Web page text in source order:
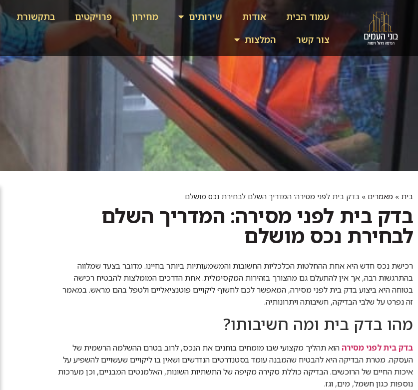
עמוד הבית אודות שירותים מחירון פרויקטים בתקשורת
צור קשר
המלצות
בית » מאמרים » בדק בית לפני מסירה: המדריך השלם לבחירת נכס מושלם
בדק בית לפני מסירה: המדריך השלם
לבחירת נכס מושלם
רכישת נכס חדש היא אחת ההחלטות הכלכליות החשובות והמשמעותיות ביותר בחיינו. מדובר בצעד שמלווה
בהתרגשות רבה, אך אין להתעלם גם מהצורך בזהירות המקסימלית. אחת הדרכים המומלצות להבטיח רכישה
בטוחה היא ביצוע בדק בית לפני מסירה, המאפשר לכם לחשוף ליקויים פוטנציאליים ולטפל בהם מראש. במאמר
זה נפרט על שלבי הבדיקה, חשיבותה ויתרונותיה.
מהו בדק בית ומה חשיבותו?
בדק בית לפני מסירההוא תהליך מקצועי שבו מומחים בוחנים את הנכס, לרוב בטרם ההשלמה הרשמית של
העסקה. מטרת הבדיקה היא להבטיח שהמבנה עומד בסטנדרטים הנדרשים ושאין בו ליקויים שעשויים להשפיע על
איכות החיים של הרוכשים. הבדיקה כוללת סקירה מקיפה של התשתיות השונות, האלמנטים המבניים, וכן מערכות
נוספות כגון חשמל, מים, וגז.